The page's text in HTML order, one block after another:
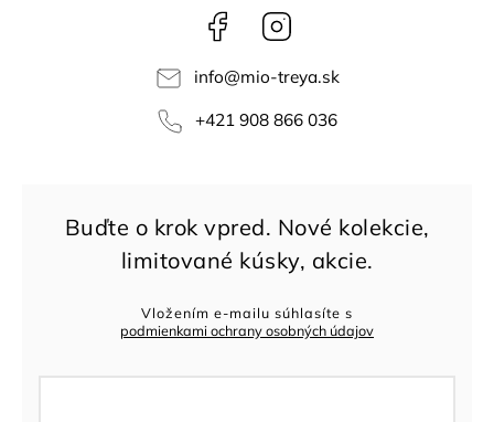
Facebook
info@mio-treya.sk
+421 908 866 036
Vložením e-mailu súhlasíte s
podmienkami ochrany osobných údajov